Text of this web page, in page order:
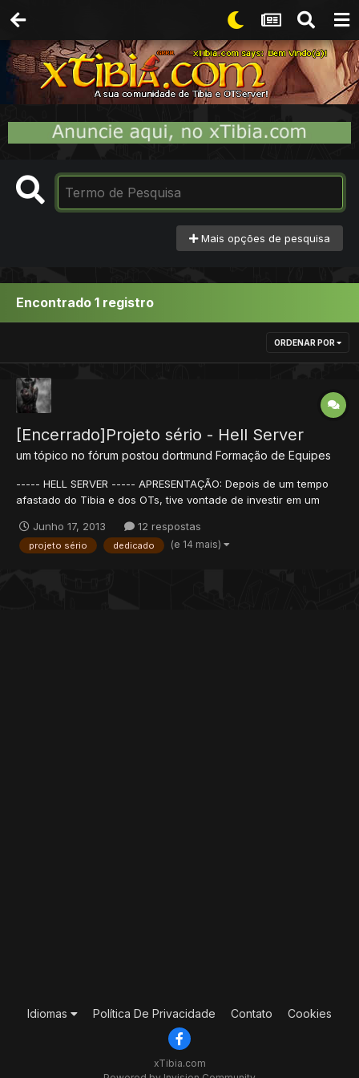
Mais opções de pesquisa
Encontrado 1 registro
ORDENAR POR
[Encerrado]Projeto sério - Hell Server
um tópico no fórum postou dortmund Formação de Equipes
----- HELL SERVER ----- APRESENTAÇÃO: Depois de um tempo
afastado do Tibia e dos OTs, tive vontade de investir em um
pessoa(s) que se propuser(em) a me auxiliar. Estudei um pouco
e consegui colocar um Baiak 8.6 online, o ip segue...
Junho 17, 2013 12 respostas
projeto sério dedicado (e 14 mais)
Idiomas Política De Privacidade Contato Cookies
xTibia.com